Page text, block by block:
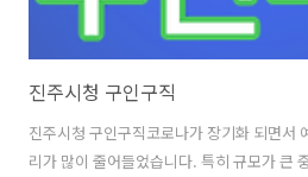
진주시청 구인구직
진주시청 구인구직코로나가 장기화 되면서
리가 많이 줄어들었습니다. 특히 규모가 큰